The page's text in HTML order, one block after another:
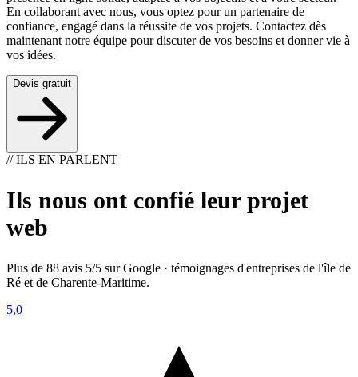
En collaborant avec nous, vous optez pour un partenaire de
confiance, engagé dans la réussite de vos projets. Contactez dès
maintenant notre équipe pour discuter de vos besoins et donner vie à
vos idées.
Devis gratuit
// ILS EN PARLENT
Ils nous ont confié leur projet
web
Plus de 88 avis 5/5 sur Google · témoignages d'entreprises de l'île de
Ré et de Charente-Maritime.
5,0